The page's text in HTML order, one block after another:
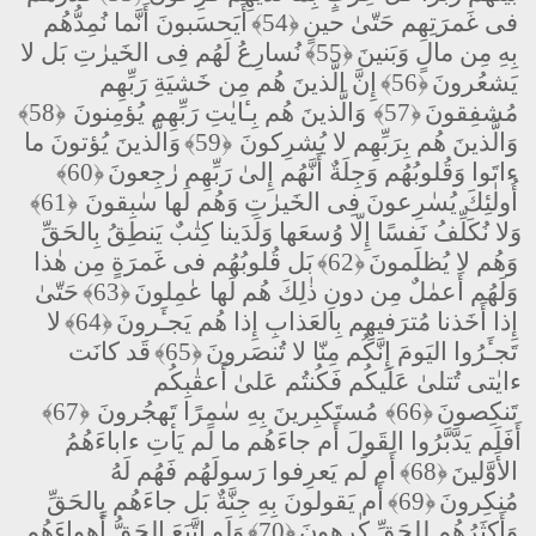
فى غَمرَتِهِم حَتّىٰ حينٍ﴿54﴾
أَيَحسَبونَ أَنَّما نُمِدُّهُم
بِهِ مِن مالٍ وَبَنينَ﴿55﴾
نُسارِعُ لَهُم فِى الخَيرٰتِ بَل لا
يَشعُرونَ﴿56﴾
إِنَّ الَّذينَ هُم مِن خَشيَةِ رَبِّهِم
مُشفِقونَ﴿57﴾ وَالَّذينَ هُم بِـٔايٰتِ رَبِّهِم يُؤمِنونَ ﴿58﴾
وَالَّذينَ هُم بِرَبِّهِم لا يُشرِكونَ ﴿59﴾
وَالَّذينَ يُؤتونَ ما
ءاتَوا وَقُلوبُهُم وَجِلَةٌ أَنَّهُم إِلىٰ رَبِّهِم رٰجِعونَ﴿60﴾
أُولٰئِكَ يُسٰرِعونَ فِى الخَيرٰتِ وَهُم لَها سٰبِقونَ ﴿61﴾
وَلا نُكَلِّفُ نَفسًا إِلّا وُسعَها وَلَدَينا كِتٰبٌ يَنطِقُ بِالحَقِّ
وَهُم لا يُظلَمونَ﴿62﴾
بَل قُلوبُهُم فى غَمرَةٍ مِن هٰذا
وَلَهُم أَعمٰلٌ مِن دونِ ذٰلِكَ هُم لَها عٰمِلونَ﴿63﴾
حَتّىٰ
إِذا أَخَذنا مُترَفيهِم بِالعَذابِ إِذا هُم يَجـَٔرونَ﴿64﴾
لا
تَجـَٔرُوا اليَومَ إِنَّكُم مِنّا لا تُنصَرونَ﴿65﴾
قَد كانَت
ءايٰتى تُتلىٰ عَلَيكُم فَكُنتُم عَلىٰ أَعقٰبِكُم
تَنكِصونَ﴿66﴾ مُستَكبِرينَ بِهِ سٰمِرًا تَهجُرونَ ﴿67﴾
أَفَلَم يَدَّبَّرُوا القَولَ أَم جاءَهُم ما لَم يَأتِ ءاباءَهُمُ
الأَوَّلينَ﴿68﴾
أَم لَم يَعرِفوا رَسولَهُم فَهُم لَهُ
مُنكِرونَ﴿69﴾
أَم يَقولونَ بِهِ جِنَّةٌ بَل جاءَهُم بِالحَقِّ